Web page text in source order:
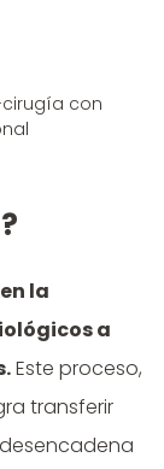
con
la
a
Este proceso,
transferir